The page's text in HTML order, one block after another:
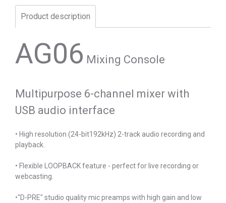
Product description
AG06 Mixing Console
Multipurpose 6-channel mixer with
USB audio interface
• High resolution (24-bit192kHz) 2-track audio recording and
playback.
• Flexible LOOPBACK feature - perfect for live recording or
webcasting.
•"D-PRE" studio quality mic preamps with high gain and low